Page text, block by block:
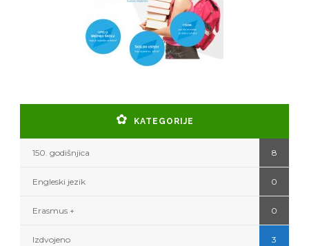
KATEGORIJE
150. godišnjica 8
Engleski jezik 0
Erasmus + 0
Izdvojeno 3